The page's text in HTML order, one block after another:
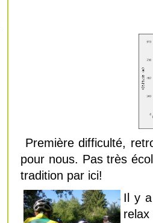
Première difficulté,
pour nous. Pas très
tradition par ici!
Il y